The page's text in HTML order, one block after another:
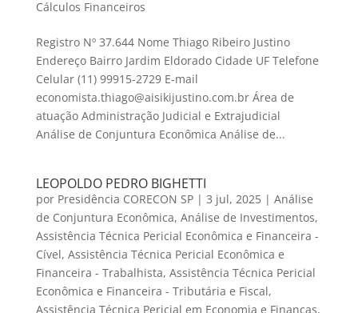
Cálculos Financeiros
Registro Nº 37.644 Nome Thiago Ribeiro Justino
Endereço Bairro Jardim Eldorado Cidade UF Telefone
Celular (11) 99915-2729 E-mail
economista.thiago@aisikijustino.com.br Área de
atuação Administração Judicial e Extrajudicial
Análise de Conjuntura Econômica Análise de...
LEOPOLDO PEDRO BIGHETTI
por Presidência CORECON SP| 3 jul, 2025| Análise
de Conjuntura Econômica, Análise de Investimentos,
Assistência Técnica Pericial Econômica e Financeira -
Cível, Assistência Técnica Pericial Econômica e
Financeira - Trabalhista, Assistência Técnica Pericial
Econômica e Financeira - Tributária e Fiscal,
Assistência Técnica Pericial em Economia e Finanças,